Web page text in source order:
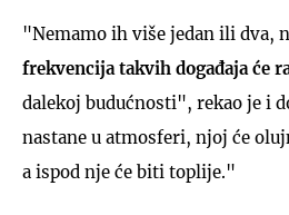
"Nemamo ih više jedan ili dva,
frekvencija takvih događaja će
dalekoj budućnosti", rekao je i
nastane u atmosferi, njoj će
a ispod nje će biti toplije."